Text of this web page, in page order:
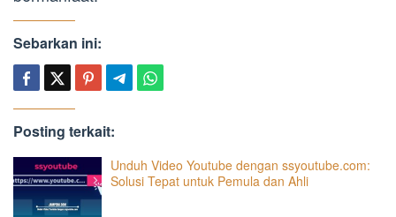
Sebarkan ini:
Posting terkait:
Unduh Video Youtube dengan ssyoutube.com:
Solusi Tepat untuk Pemula dan Ahli